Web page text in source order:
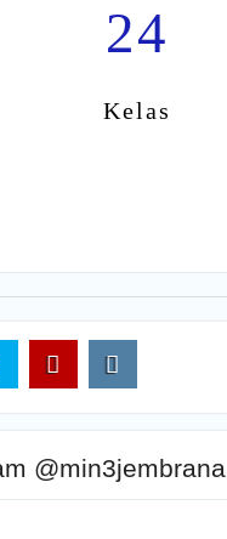
24
Kelas
@min3jembrana